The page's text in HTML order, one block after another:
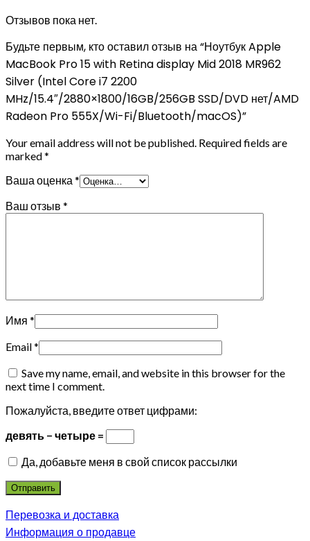
Отзывов пока нет.
Будьте первым, кто оставил отзыв на “Ноутбук Apple
MacBook Pro 15 with Retina display Mid 2018 MR962
Silver (Intel Core i7 2200
MHz/15.4″/2880×1800/16GB/256GB SSD/DVD нет/AMD
Radeon Pro 555X/Wi-Fi/Bluetooth/macOS)”
Your email address will not be published. Required fields are
marked*
Ваша оценка *
Ваш отзыв *
Имя *
Email*
Save my name, email, and website in this browser for the
next time I comment.
Пожалуйста, введите ответ цифрами:
девять − четыре =
Да, добавьте меня в свой список рассылки
Перевозка и доставка
Информация о продавце